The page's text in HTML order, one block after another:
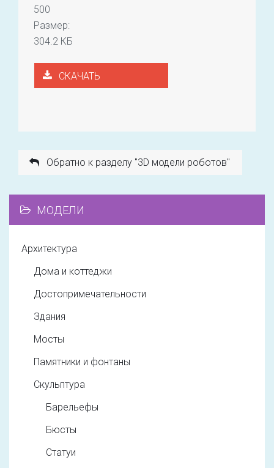
500
Размер:
304.2 КБ
СКАЧАТЬ
Обратно к разделу "3D модели роботов"
МОДЕЛИ
Архитектура
Дома и коттеджи
Достопримечательности
Здания
Мосты
Памятники и фонтаны
Скульптура
Барельефы
Бюсты
Статуи